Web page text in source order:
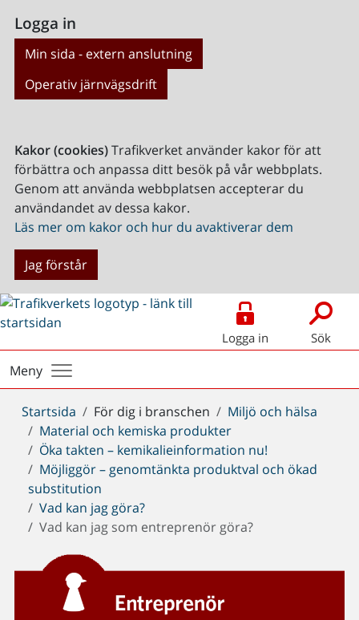
Logga in
Min sida - extern anslutning
Operativ järnvägsdrift
Kakor (cookies)Trafikverket använder kakor för att
förbättra och anpassa ditt besök på vår webbplats.
Genom att använda webbplatsen accepterar du
användandet av dessa kakor.
Läs mer om kakor och hur du avaktiverar dem
Jag förstår
Logga in Sök
Meny
Du
är
här:
Startsida För dig i branschen
Miljö och hälsa
Material och kemiska produkter
Öka takten – kemikalieinformation nu!
Möjliggör – genomtänkta produktval och ökad
substitution
Vad kan jag göra?
Vad kan jag som entreprenör göra?